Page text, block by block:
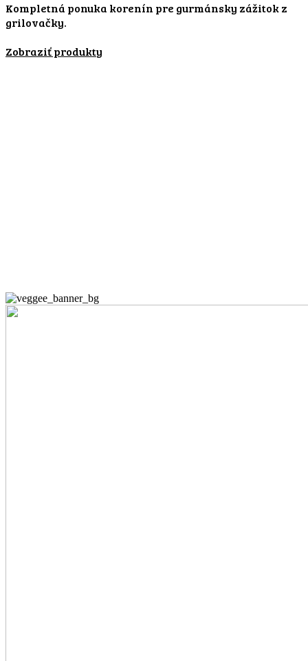
Kompletná ponuka korenín pre gurmánsky zážitok z
grilovačky.
Zobraziť produkty